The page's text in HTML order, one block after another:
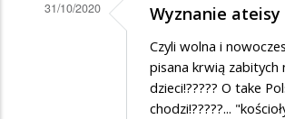
31/10/2020 Wyznanie ateisy
Czyli wolna i
pisana krwią zabitych
dzieci!????? O take
chodzi!?????...